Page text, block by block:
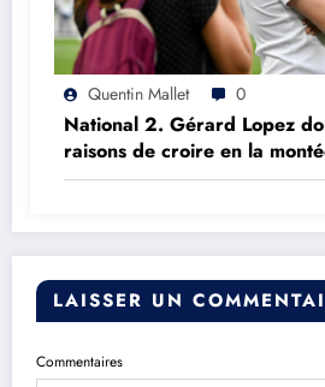
Quentin Mallet 0
National 2. Gérard Lopez
raisons de croire en la
LAISSER UN
Commentaires